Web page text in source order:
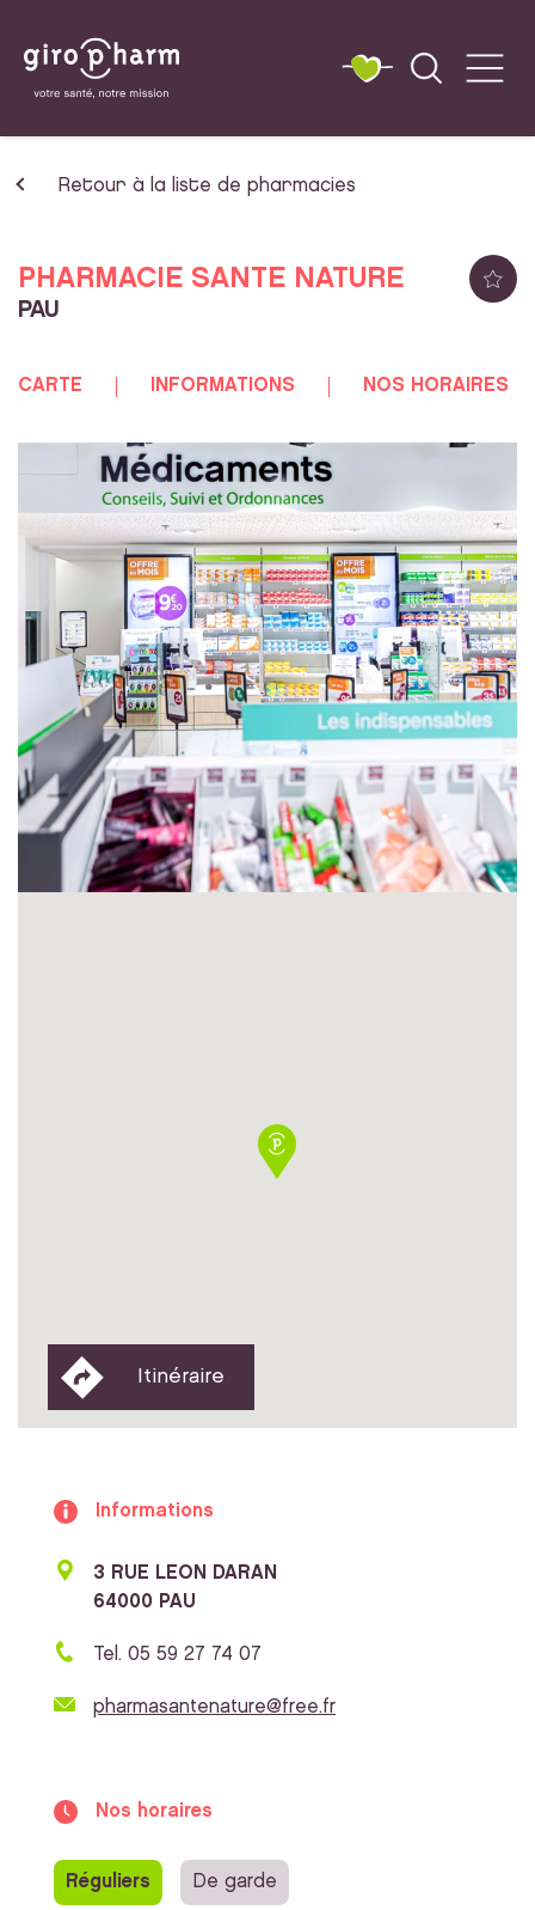
Retour à la liste de pharmacies
PHARMACIE SANTE NATURE
PAU
CARTE INFORMATIONS NOS HORAIRES
Itinéraire
Informations
3 RUE LEON DARAN
64000 PAU
Tel. 05 59 27 74 07
pharmasantenature@free.fr
Nos horaires
Réguliers De garde